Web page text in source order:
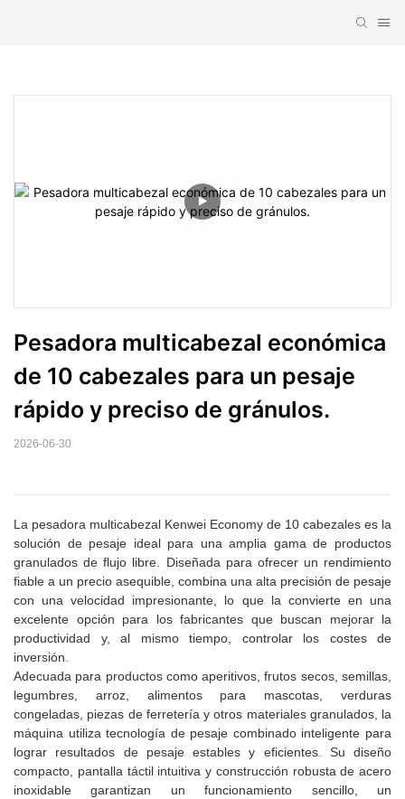
Pesadora multicabezal económica
de 10 cabezales para un pesaje
rápido y preciso de gránulos.
2026-06-30
La pesadora multicabezal Kenwei Economy de 10 cabezales es la
solución de pesaje ideal para una amplia gama de productos
granulados de flujo libre. Diseñada para ofrecer un rendimiento
fiable a un precio asequible, combina una alta precisión de pesaje
con una velocidad impresionante, lo que la convierte en una
excelente opción para los fabricantes que buscan mejorar la
productividad y, al mismo tiempo, controlar los costes de
inversión.
Adecuada para productos como aperitivos, frutos secos, semillas,
legumbres, arroz, alimentos para mascotas, verduras
congeladas, piezas de ferretería y otros materiales granulados, la
máquina utiliza tecnología de pesaje combinado inteligente para
lograr resultados de pesaje estables y eficientes. Su diseño
compacto, pantalla táctil intuitiva y construcción robusta de acero
inoxidable garantizan un funcionamiento sencillo, un